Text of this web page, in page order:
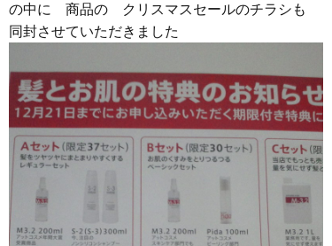
の中に 商品の クリスマスセールのチラシも
同封させていただきました